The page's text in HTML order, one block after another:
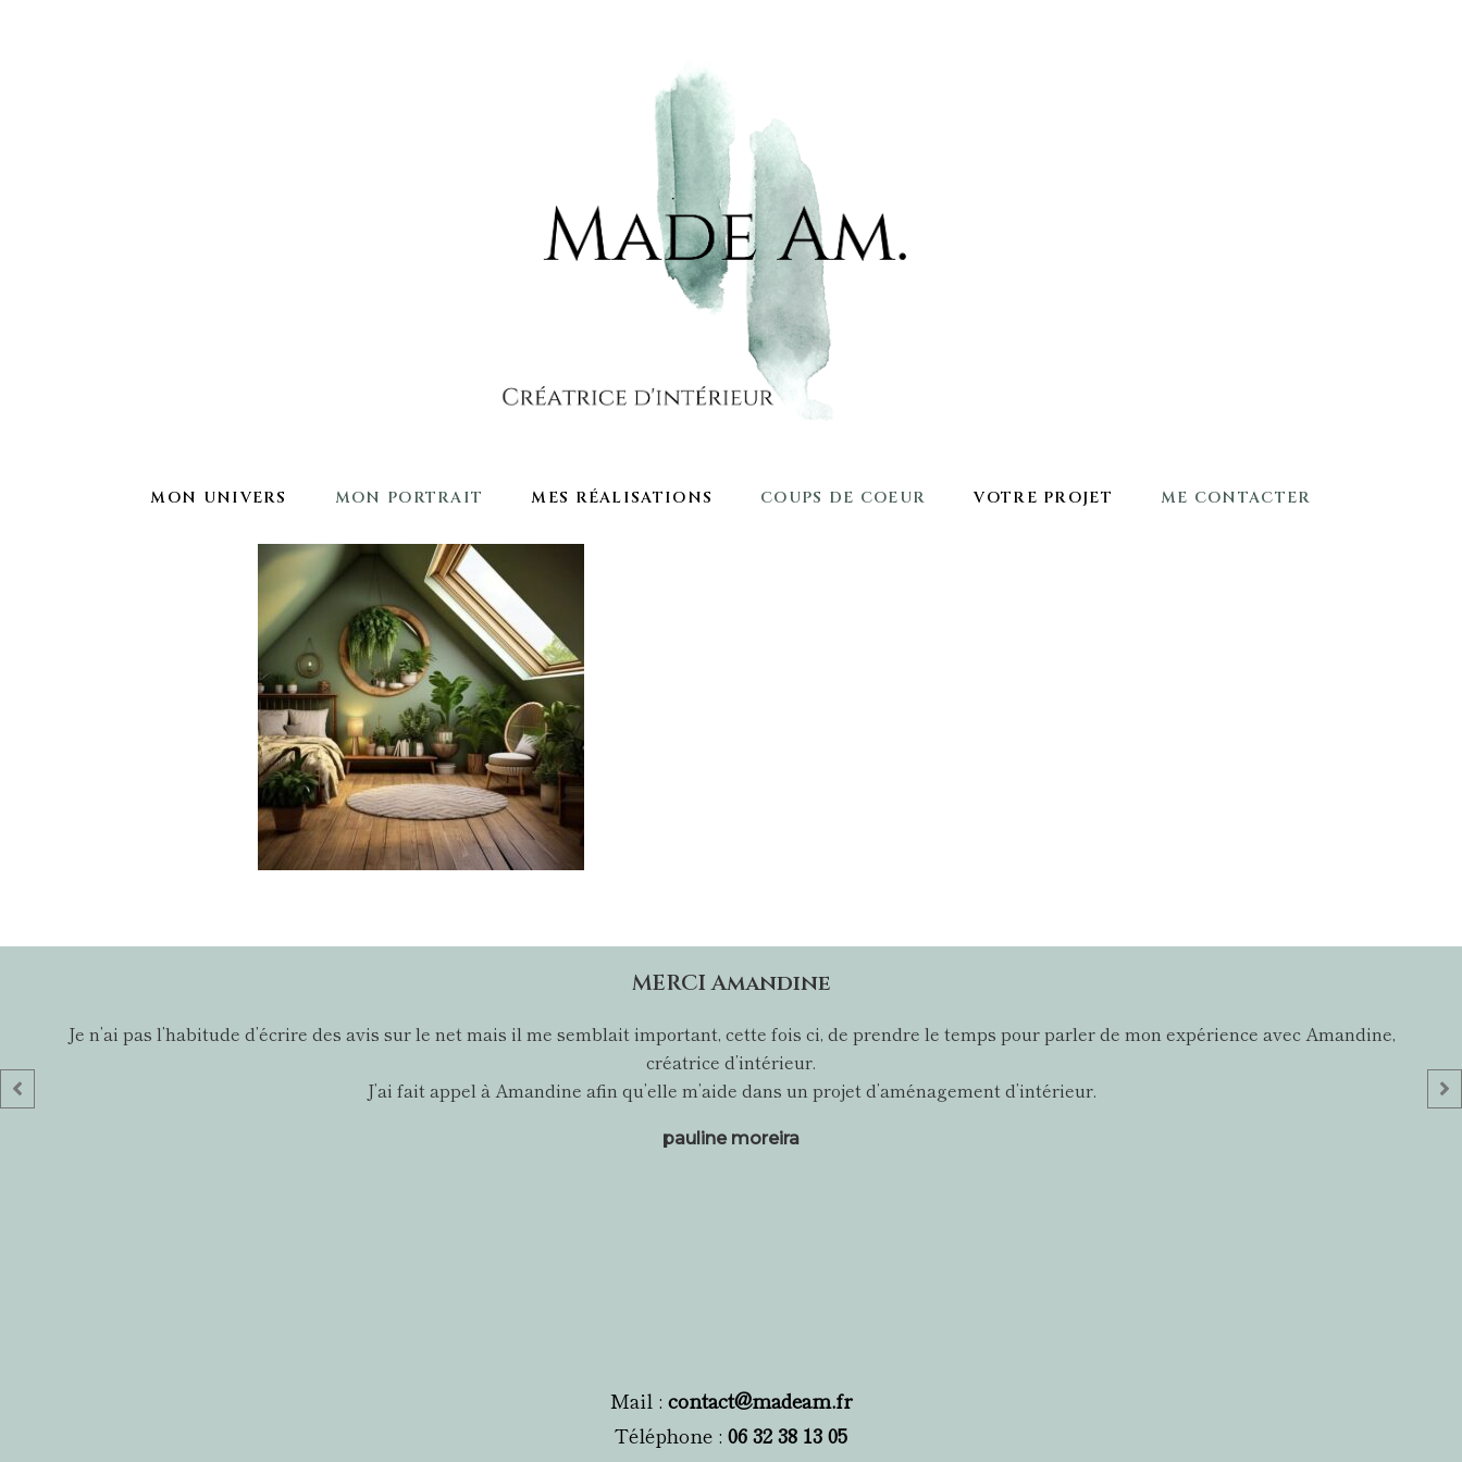
MON UNIVERS MON PORTRAIT MES RÉALISATIONS COUPS DE COEUR VOTRE PROJET ME CONTACTER
MERCI Amandine
Je n’ai pas l’habitude d’écrire des avis sur le net mais il me semblait important, cette fois ci, de prendre le temps pour parler de mon expérience avec Amandine,
créatrice d’intérieur.
J’ai fait appel à Amandine afin qu’elle m’aide dans un projet d’aménagement d’intérieur.
pauline moreira
Mail : contact@madeam.fr
Téléphone : 06 32 38 13 05